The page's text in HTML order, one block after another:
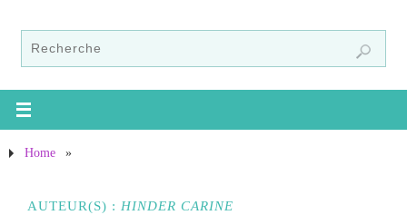
Home »
AUTEUR(S) : HINDER CARINE